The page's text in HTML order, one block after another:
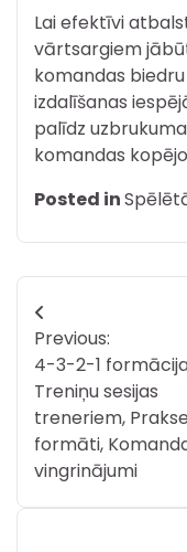
Lai efektīvi
vārtsargiem
komandas
izdalīšanas
palīdz
komandas
Posted in
Post
navigation
Previous:
4-3-2-1
Treniņu sesijas
treneriem,
formāti,
vingrinājumi